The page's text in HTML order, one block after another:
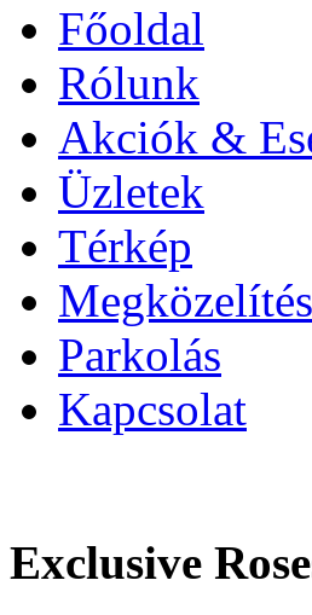
Főoldal
Rólunk
Akciók &
Üzletek
Térkép
Megközelítés
Parkolás
Kapcsolat
Exclusive